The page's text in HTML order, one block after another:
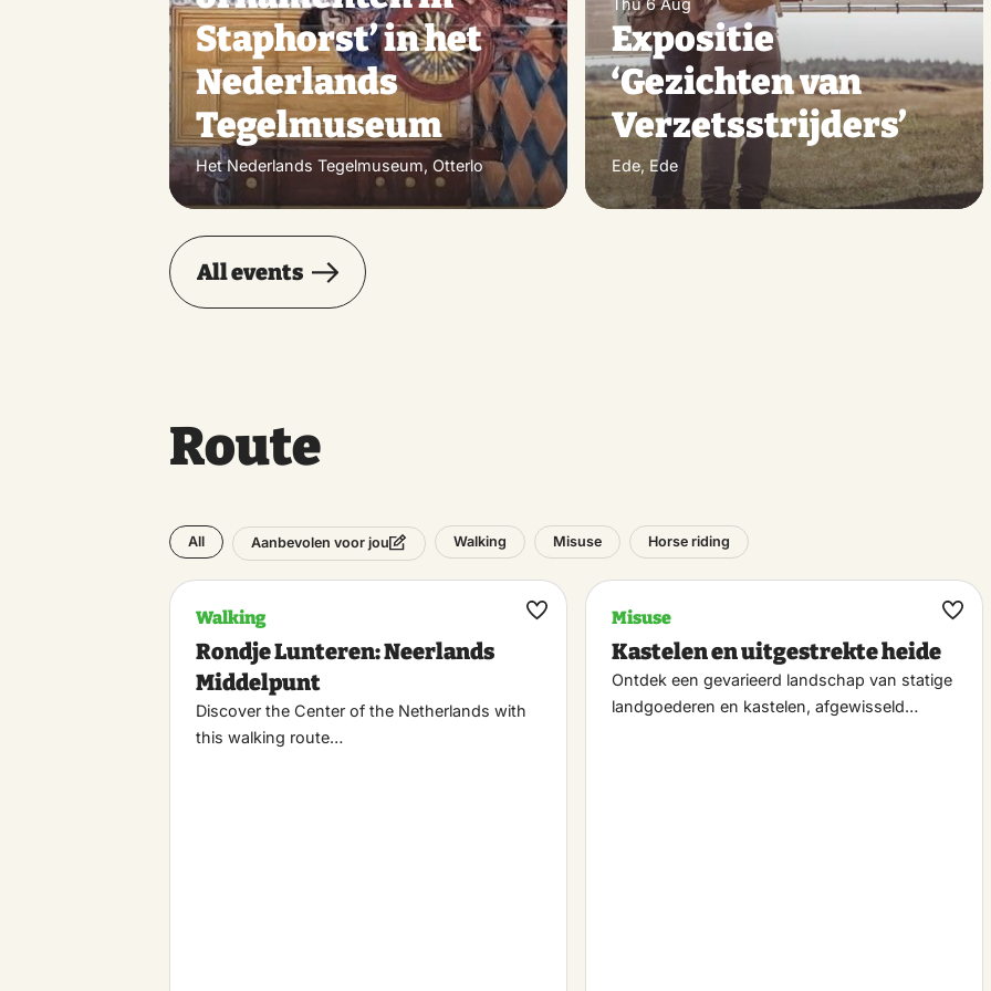
Staphorst’ in het
Nederlands
Tegelmuseum
Het Nederlands Tegelmuseum, Otterlo
Thu 6 Aug
Expositie
‘Gezichten van
Verzetsstrijders’
Ede, Ede
All events
Route
All Aanbevolen voor jou Walking Misuse Horse riding
Walking
Rondje Lunteren: Neerlands
Middelpunt
Discover the Center of the Netherlands with
this walking route…
Maak
Misuse
Kastelen en uitgestrekte heide
Ontdek een gevarieerd landschap van statige
landgoederen en kastelen, afgewisseld…
Maak